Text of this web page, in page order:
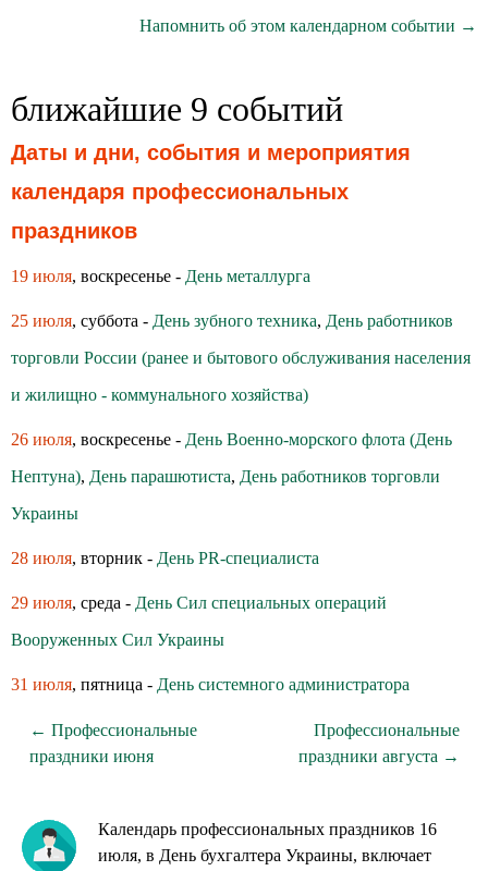
Напомнить об этом календарном событии →
ближайшие 9 событий
Даты и дни, события и мероприятия
календаря профессиональных
праздников
19 июля, воскресенье - День металлурга
25 июля, суббота - День зубного техника, День работников
торговли России (ранее и бытового обслуживания населения
и жилищно - коммунального хозяйства)
26 июля, воскресенье - День Военно-морского флота (День
Нептуна), День парашютиста, День работников торговли
Украины
28 июля, вторник - День PR-специалиста
29 июля, среда - День Сил специальных операций
Вооруженных Сил Украины
31 июля, пятница - День системного администратора
← Профессиональные
праздники июня
Профессиональные
праздники августа →
Календарь профессиональных праздников 16
июля, в День бухгалтера Украины, включает